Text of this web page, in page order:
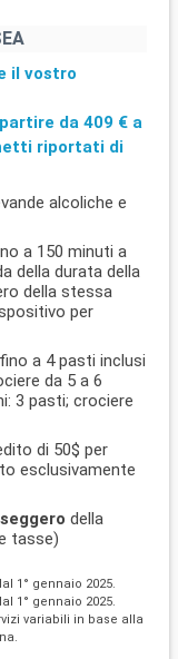
il vostro
da 409 € a
riportati di
alcoliche e
a 150 minuti a
della durata della
della stessa
per
fino a 4 pasti inclusi
da 5 a 6
3 pasti; crociere
di 50$ per
esclusivamente
della
tasse)
1° gennaio 2025.
1° gennaio 2025.
variabili in base alla